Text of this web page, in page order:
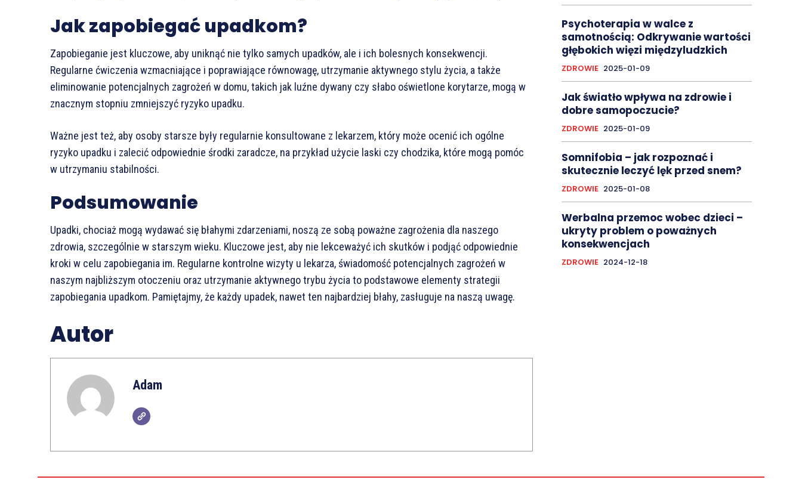
Jak zapobiegać upadkom?
Zapobieganie jest kluczowe, aby uniknąć nie tylko samych upadków, ale i ich bolesnych konsekwencji.
Regularne ćwiczenia wzmacniające i poprawiające równowagę, utrzymanie aktywnego stylu życia, a także
eliminowanie potencjalnych zagrożeń w domu, takich jak luźne dywany czy słabo oświetlone korytarze, mogą w
znacznym stopniu zmniejszyć ryzyko upadku.
Ważne jest też, aby osoby starsze były regularnie konsultowane z lekarzem, który może ocenić ich ogólne
ryzyko upadku i zalecić odpowiednie środki zaradcze, na przykład użycie laski czy chodzika, które mogą pomóc
w utrzymaniu stabilności.
Podsumowanie
Upadki, chociaż mogą wydawać się błahymi zdarzeniami, noszą ze sobą poważne zagrożenia dla naszego
zdrowia, szczególnie w starszym wieku. Kluczowe jest, aby nie lekceważyć ich skutków i podjąć odpowiednie
kroki w celu zapobiegania im. Regularne kontrolne wizyty u lekarza, świadomość potencjalnych zagrożeń w
naszym najbliższym otoczeniu oraz utrzymanie aktywnego trybu życia to podstawowe elementy strategii
zapobiegania upadkom. Pamiętajmy, że każdy upadek, nawet ten najbardziej błahy, zasługuje na naszą uwagę.
Autor
Adam
Psychoterapia w walce z
samotnością: Odkrywanie wartości
głębokich więzi międzyludzkich
ZDROWIE 2025-01-09
Jak światło wpływa na zdrowie i
dobre samopoczucie?
ZDROWIE 2025-01-09
Somnifobia – jak rozpoznać i
skutecznie leczyć lęk przed snem?
ZDROWIE 2025-01-08
Werbalna przemoc wobec dzieci –
ukryty problem o poważnych
konsekwencjach
ZDROWIE 2024-12-18